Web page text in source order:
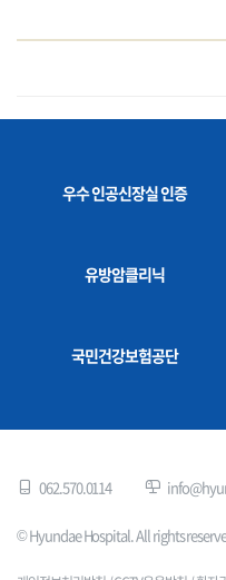
우수 인공신장실 인증
유방암클리닉
국민건강보험공단
062.570.0114
© Hyundae Hospital. All rights